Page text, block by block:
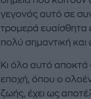
γεγονός αυτό σε
τρομερά ευαίσθητα
πολύ σημαντική και
Κι όλο αυτό
εποχή, όπου ο
ζωής, έχει ως
Majenco's Point of
ΣΑΜΑΝΘΑ